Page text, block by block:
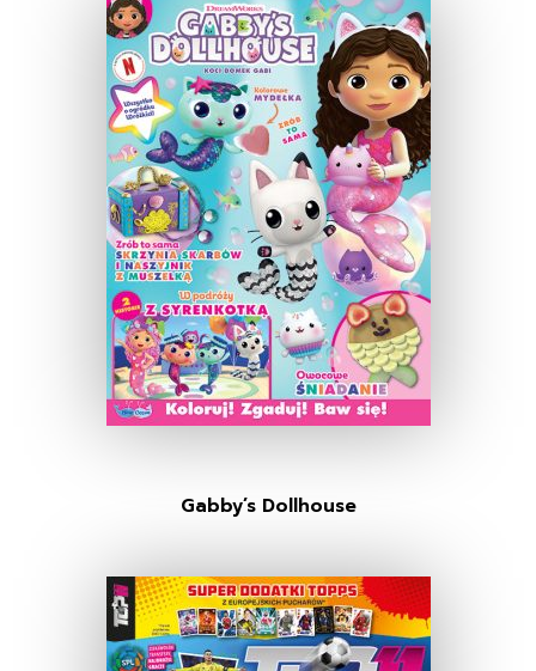
Gabby’s Dollhouse